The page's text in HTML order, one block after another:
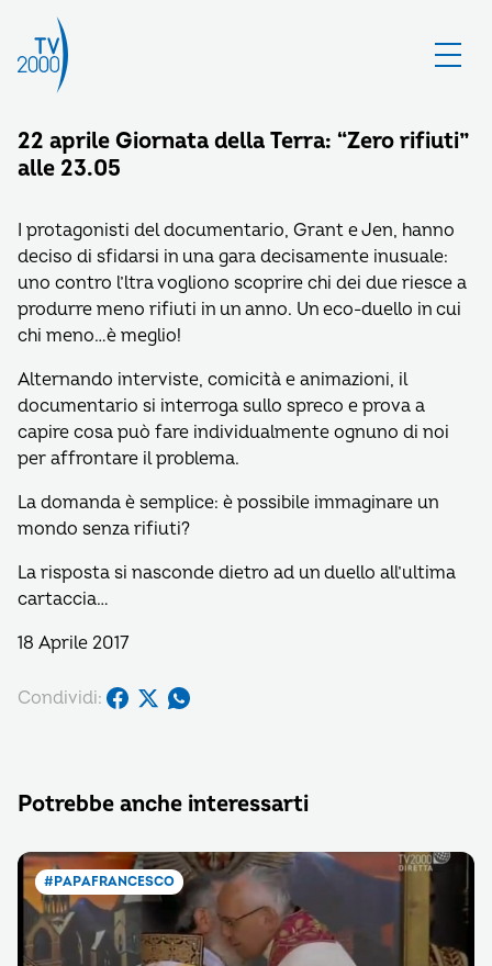
22 aprile Giornata della Terra: “Zero rifiuti”
alle 23.05
I protagonisti del documentario, Grant e Jen, hanno
deciso di sfidarsi in una gara decisamente inusuale:
uno contro l’ltra vogliono scoprire chi dei due riesce a
produrre meno rifiuti in un anno. Un eco-duello in cui
chi meno…è meglio!
Alternando interviste, comicità e animazioni, il
documentario si interroga sullo spreco e prova a
capire cosa può fare individualmente ognuno di noi
per affrontare il problema.
La domanda è semplice: è possibile immaginare un
mondo senza rifiuti?
La risposta si nasconde dietro ad un duello all’ultima
cartaccia…
18 Aprile 2017
Condividi:
Potrebbe anche interessarti
#PAPAFRANCESCO